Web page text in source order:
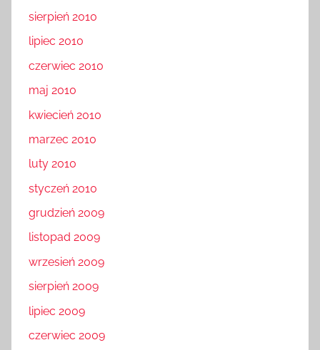
sierpień 2010
lipiec 2010
czerwiec 2010
maj 2010
kwiecień 2010
marzec 2010
luty 2010
styczeń 2010
grudzień 2009
listopad 2009
wrzesień 2009
sierpień 2009
lipiec 2009
czerwiec 2009